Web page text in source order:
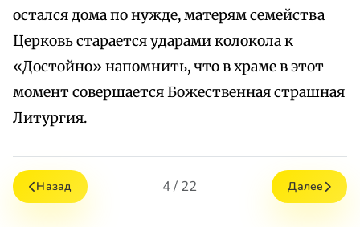
остался дома по нужде, матерям семейства
Церковь старается ударами колокола к
«Достойно» напомнить, что в храме в этот
момент совершается Божественная страшная
Литургия.
Назад 4 / 22 Далее